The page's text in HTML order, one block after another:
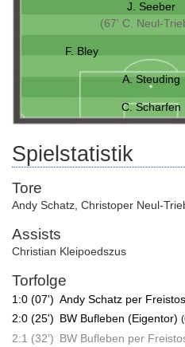
J. Seeber
(67' C. Neul-
F. Bley
A. Steuding
C. Scharfen
Spielstatistik
Tore
Andy Schatz Christoper Neul-
Assists
Christian Kleipoedszus
Torfolge
1:0 (07') Andy Schatz per
2:0 (25') BW Bufleben (Eigentor)
2:1 (32') BW Bufleben per